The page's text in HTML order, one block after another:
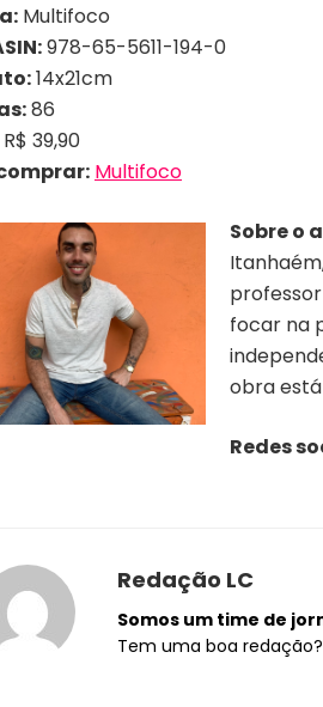
Multifoco
978-65-5611-194-0
14x21cm
86
R$ 39,90
Multifoco
Sobre o
focar na
obra
Redes
Redação LC
Somos um time de
Tem uma boa redação?